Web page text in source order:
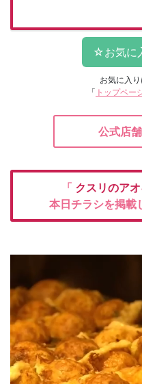
お気に入
「 トップペー
公式店
「 クスリのア
本日チラシを掲載